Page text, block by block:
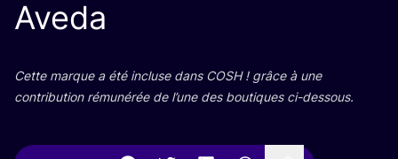
Aveda
Cette marque a été incluse dans COSH! grâce à une
contri­bu­tion rému­né­rée de l’une des bou­tiques ci-dessous.